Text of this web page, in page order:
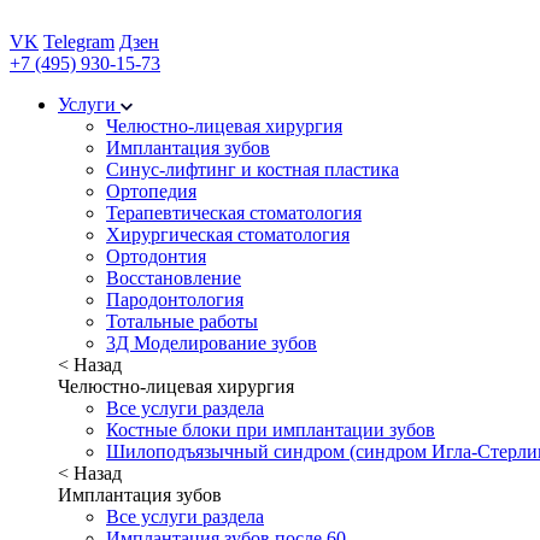
VK Telegram Дзен
+7 (495) 930-15-73
Услуги
Челюстно-лицевая хирургия
Имплантация зубов
Синус-лифтинг и костная пластика
Ортопедия
Терапевтическая стоматология
Хирургическая стоматология
Ортодонтия
Восстановление
Пародонтология
Тотальные работы
3Д Моделирование зубов
< Назад
Челюстно-лицевая хирургия
Все услуги раздела
Костные блоки при имплантации зубов
Шилоподъязычный синдром (синдром Игла-
< Назад
Имплантация зубов
Все услуги раздела